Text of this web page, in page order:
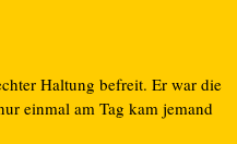
Haltung befreit. Er war die
einmal am Tag kam jemand